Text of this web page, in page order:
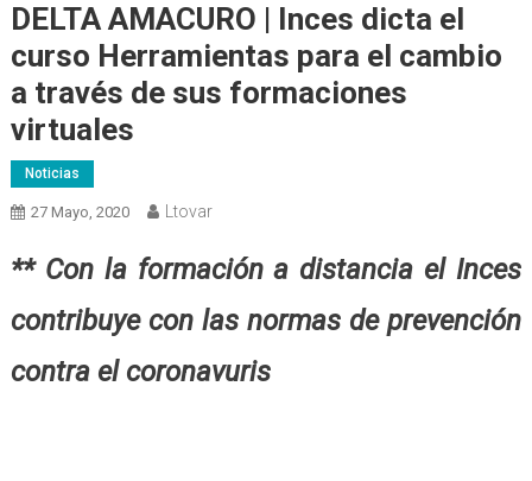
DELTA AMACURO | Inces dicta el
curso Herramientas para el cambio
a través de sus formaciones
virtuales
Noticias
27 Mayo, 2020 Ltovar
** Con la formación a distancia el Inces
contribuye con las normas de prevención
contra el coronavuris